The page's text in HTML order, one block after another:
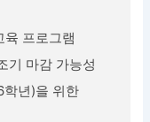
육 프로그램
기 마감 가능성
년)을 위한